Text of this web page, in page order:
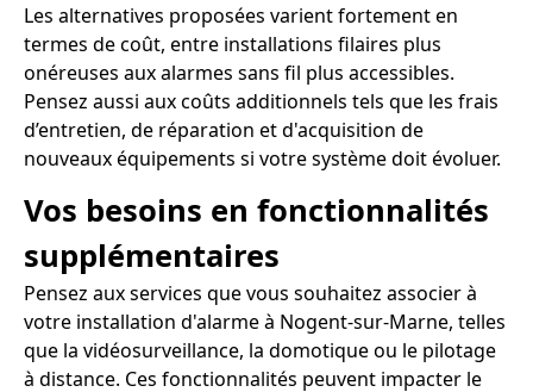
Les alternatives proposées varient fortement en
termes de coût, entre installations filaires plus
onéreuses aux alarmes sans fil plus accessibles.
Pensez aussi aux coûts additionnels tels que les frais
d’entretien, de réparation et d'acquisition de
nouveaux équipements si votre système doit évoluer.
Vos besoins en fonctionnalités
supplémentaires
Pensez aux services que vous souhaitez associer à
votre installation d'alarme à Nogent-sur-Marne, telles
que la vidéosurveillance, la domotique ou le pilotage
à distance. Ces fonctionnalités peuvent impacter le